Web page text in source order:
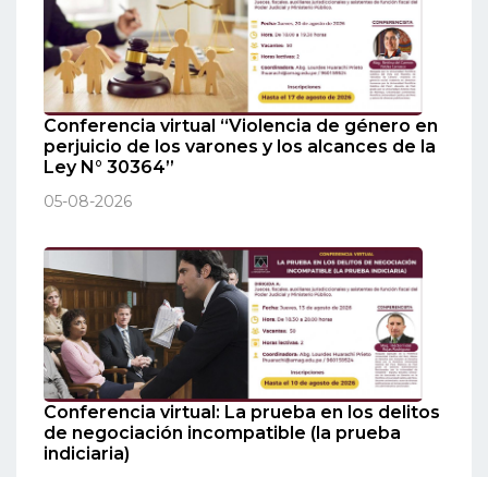
Conferencia virtual “Violencia de género en
perjuicio de los varones y los alcances de la
Ley N° 30364”
05-08-2026
Conferencia virtual: La prueba en los delitos
de negociación incompatible (la prueba
indiciaria)